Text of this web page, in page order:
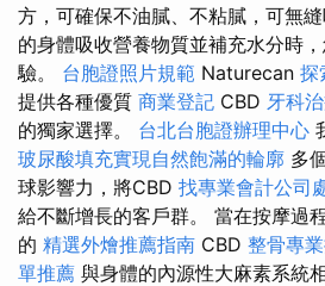
方，可確保不油膩、不粘膩，可無
的身體吸收營養物質並補充水分時
驗。 台胞證照片規範 Naturecan 探
提供各種優質 商業登記 CBD 牙科
的獨家選擇。 台北台胞證辦理中心
玻尿酸填充實現自然飽滿的輪廓 多
球影響力，將CBD 找專業會計公司
給不斷增長的客戶群。 當在按摩過
的 精選外燴推薦指南 CBD 整骨專
單推薦 與身體的內源性大麻素系統